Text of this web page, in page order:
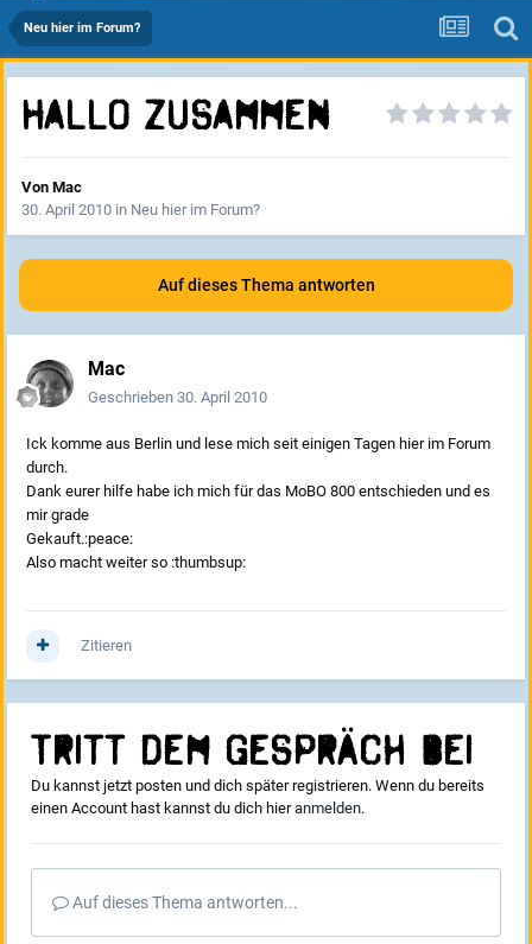
Neu hier im Forum?
Hallo zusammen
Von Mac
30. April 2010 in Neu hier im Forum?
Auf dieses Thema antworten
Mac
Geschrieben 30. April 2010
Ick komme aus Berlin und lese mich seit einigen Tagen hier im Forum
durch.
Dank eurer hilfe habe ich mich für das MoBO 800 entschieden und es
mir grade
Gekauft.:peace:
Also macht weiter so :thumbsup:
Zitieren
Tritt dem Gespräch bei
Du kannst jetzt posten und dich später registrieren. Wenn du bereits
einen Account hast kannst du dich hieranmelden.
Auf dieses Thema antworten...